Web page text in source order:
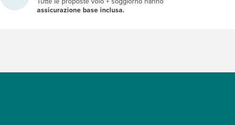
assicurazione base inclusa.